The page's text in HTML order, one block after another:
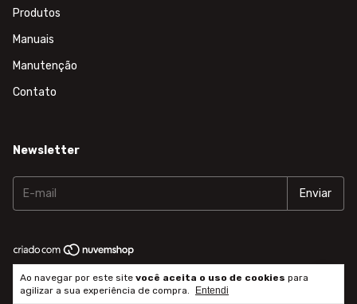
Ao navegar por este site você aceita o uso de cookies para
agilizar a sua experiência de compra.
Entendi
Produtos
Manuais
Manutenção
Contato
Newsletter
Copyright Cronomac - 61231247000103 - 2026. Todos os direitos
reservados.